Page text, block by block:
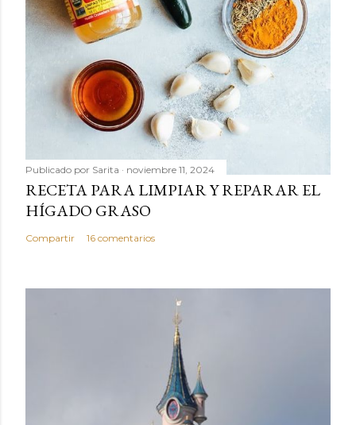
Publicado por Sarita noviembre 11, 2024
RECETA PARA LIMPIAR Y REPARAR EL
HÍGADO GRASO
Compartir 16 comentarios